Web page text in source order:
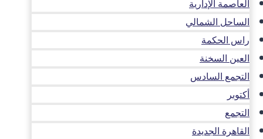
العاصمة الإدارية
الساحل الشمالي
راس الحكمة
العين السخنة
التجمع السادس
أكتوبر
التجمع
القاهرة الجديدة